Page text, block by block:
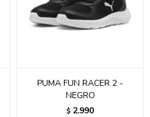
PUMA FUN RACER 2 -
NEGRO
$ 2.990